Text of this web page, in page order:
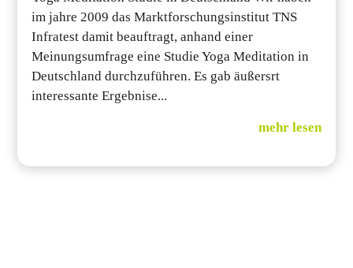
im jahre 2009 das Marktforschungsinstitut TNS
Infratest damit beauftragt, anhand einer
Meinungsumfrage eine Studie Yoga Meditation in
Deutschland durchzuführen. Es gab äußersrt
interessante Ergebnise...
mehr lesen